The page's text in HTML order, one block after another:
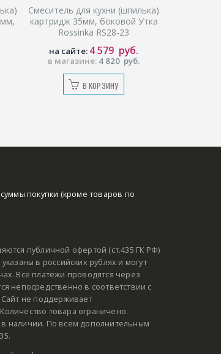
Смеситель для кухни (шпилька)
картридж 35мм, боковой Утка
Rossinka RS28-23
в магазине: 4 820 руб.
на сайте: 4 579 руб.
В КОРЗИНУ
покупки (кроме товаров по
публичной офертой (ст.435 ГК РФ)
в российских рублях и могут
Все платежи проводятся через
непосредственно в соответствии с
не поддерживает
товара ограничено.
наличии. По всем дополнительным